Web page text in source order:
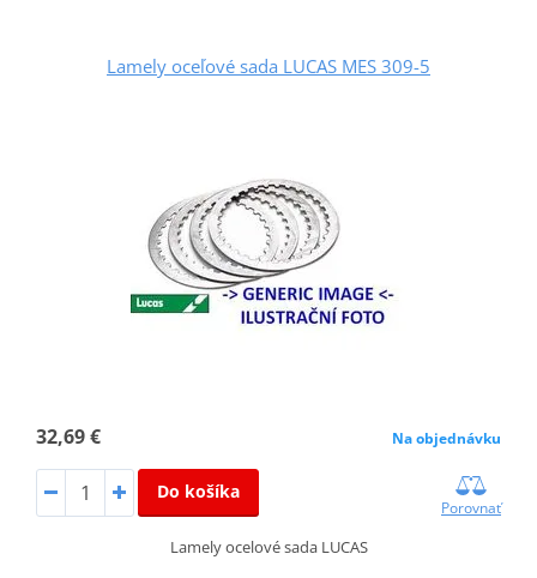
Lamely oceľové sada LUCAS MES 309-5
32,69 € Na objednávku
Do košíka
Porovnať
Lamely ocelové sada LUCAS